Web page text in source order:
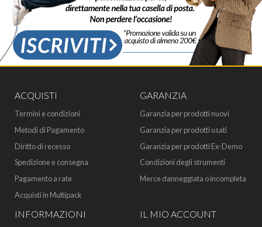
ACQUISTI
Termini e condizioni
Metodi di Pagamento
Diritto di recesso
Spedizione e consegna
Pagamento a rate
Acquisti in Multipack
GARANZIA
Garanzia per prodotti nuovi
Garanzia per prodotti usati
Garanzia per prodotti Ex-Demo
Condizioni degli strumenti
Merce danneggiata o incompleta
INFORMAZIONI IL MIO ACCOUNT